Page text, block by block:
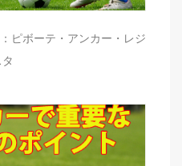
ピボーテ・アンカー・レジ
タ